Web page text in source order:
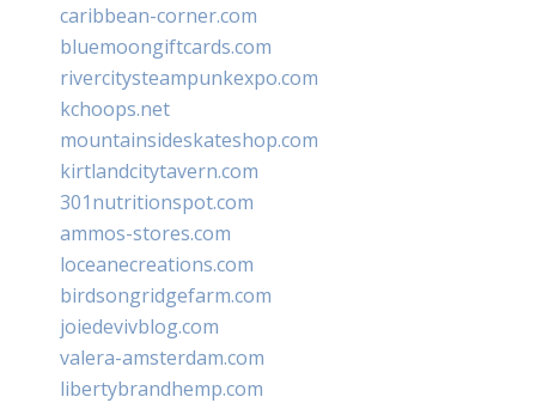
caribbean-corner.com
bluemoongiftcards.com
rivercitysteampunkexpo.com
kchoops.net
mountainsideskateshop.com
kirtlandcitytavern.com
301nutritionspot.com
ammos-stores.com
loceanecreations.com
birdsongridgefarm.com
joiedevivblog.com
valera-amsterdam.com
libertybrandhemp.com